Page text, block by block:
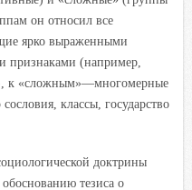
он относил все
ярко выраженными
признаками (например,
к «сложным»—многомерные
классы, государство
доктрины
тезиса о